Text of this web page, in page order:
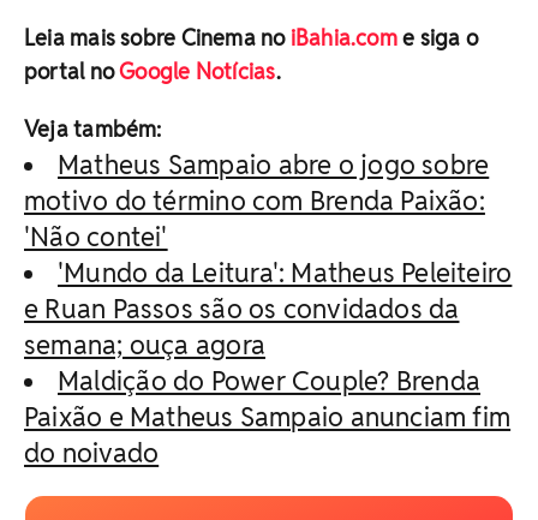
Leia mais sobre Cinema no iBahia.come siga o
portal noGoogle Notícias.
Veja também:
Matheus Sampaio abre o jogo sobre
motivo do término com Brenda Paixão:
'Não contei'
'Mundo da Leitura': Matheus Peleiteiro
e Ruan Passos são os convidados da
semana; ouça agora
Maldição do Power Couple? Brenda
Paixão e Matheus Sampaio anunciam fim
do noivado